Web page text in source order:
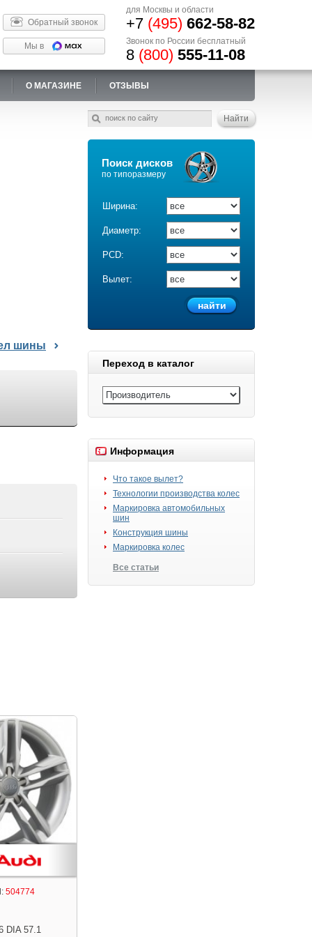
Обратный звонок
Мы в
для Москвы и области
+7 (495) 662-58-82
Звонок по России бесплатный
8 (800) 555-11-08
О МАГАЗИНЕ ОТЗЫВЫ
Поиск дисков
по типоразмеру
Ширина:
Диаметр:
PCD:
Вылет:
Переход в каталог
Информация
Что такое вылет?
Технологии производства колес
Маркировка автомобильных
шин
Конструкция шины
Маркировка колес
Все статьи
шины
504774
DIA 57.1